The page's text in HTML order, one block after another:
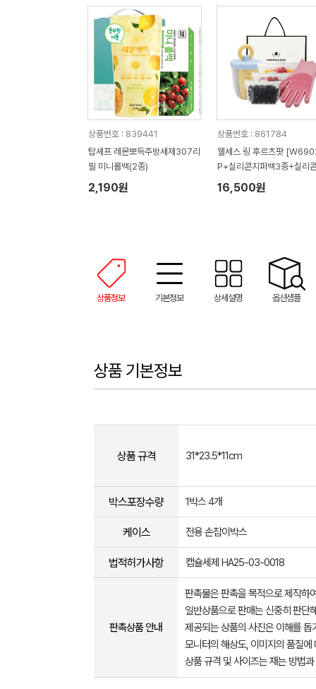
상품번호 : 839441
탑셰프 레몬뽀득주방세제307리
필 미니롤백(2종)
2,190원
상품번호 : 861784
웰세스 링 후르츠팟
P+실리콘지퍼백3종+실리
러시 설거지 수세미 일체형
장갑 1P 세트
16,500원
상품정보 기본정보 상세설명 옵션샘플
상품 기본정보
상품 규격 31*23.5*11cm
박스포장수량 1박스 4개
케이스 전용 손잡이박스
법적허가사항 캡슐세제 HA25-03-0018
판촉상품 안내
판촉물은 판촉을 목적으로 제작하
일반상품으로 판매는 신중히 판단
제공되는 상품의 사진은 이해를
모니터의 해상도, 이미지의 품질
상품 규격 및 사이즈는 재는 방법